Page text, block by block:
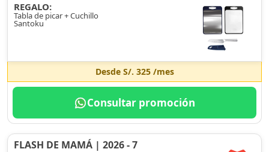
REGALO:
Tabla de picar + Cuchillo
Santoku
Desde S/. 325/mes
Consultar promoción
FLASH DE MAMÁ | 2026 - 7